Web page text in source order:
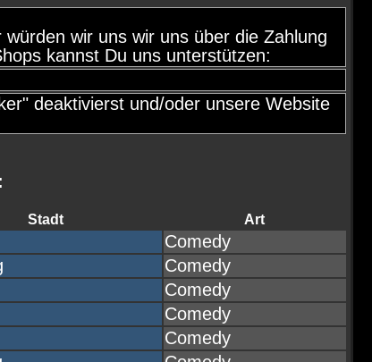
wir uns wir uns über die Zahlung
kannst Du uns unterstützen:
deaktivierst und/oder unsere Website
Stadt Art
Comedy
Comedy
Comedy
Comedy
Comedy